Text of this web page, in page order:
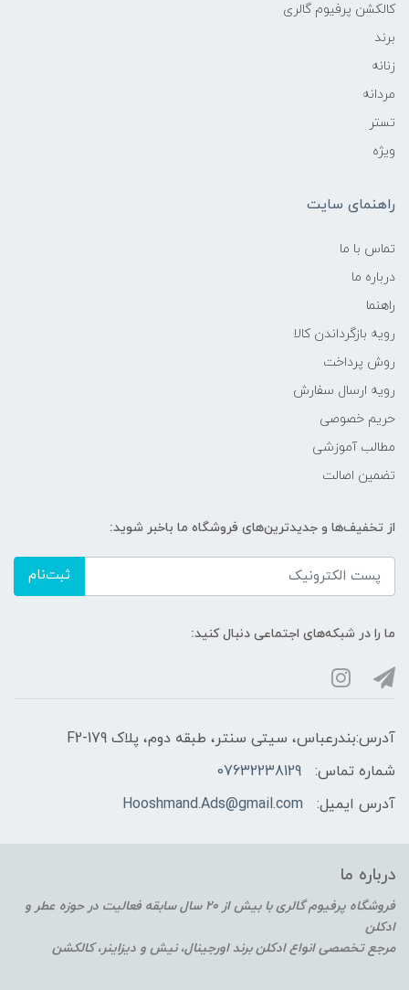
کالکشن پرفیوم گالری
برند
زنانه
مردانه
تستر
ویژه
راهنمای سایت
تماس با ما
درباره ما
راهنما
رویه‌ بازگرداندن کالا
روش پرداخت
رویه ارسال سفارش
حریم خصوصی
مطالب آموزشی
تضمین اصالت
از تخفیف‌ها و جدیدترین‌های فروشگاه ما باخبر شوید:
ثبت‌نام
ما را در شبکه‌های اجتماعی دنبال کنید:
آدرس:بندرعباس، سیتی سنتر، طبقه دوم، پلاک F2-179
شماره تماس:
07632238129
آدرس ایمیل:
Hooshmand.Ads@gmail.com
درباره ما
فروشگاه پرفیوم گالری با بیش از 20 سال سابقه فعالیت در حوزه عطر و
ادکلن
مرجع تخصصی انواع ادکلن برند اورجینال، نیش و دیزاینر، کالکشن